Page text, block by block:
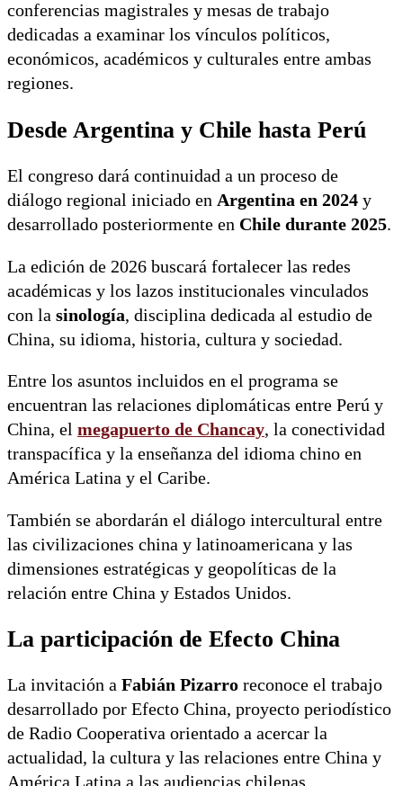
conferencias magistrales y mesas de trabajo
dedicadas a examinar los vínculos políticos,
económicos, académicos y culturales entre ambas
regiones.
Desde Argentina y Chile hasta Perú
El congreso dará continuidad a un proceso de
diálogo regional iniciado en Argentina en 2024 y
desarrollado posteriormente en Chile durante 2025.
La edición de 2026 buscará fortalecer las redes
académicas y los lazos institucionales vinculados
con la sinología, disciplina dedicada al estudio de
China, su idioma, historia, cultura y sociedad.
Entre los asuntos incluidos en el programa se
encuentran las relaciones diplomáticas entre Perú y
China, el megapuerto de Chancay, la conectividad
transpacífica y la enseñanza del idioma chino en
América Latina y el Caribe.
También se abordarán el diálogo intercultural entre
las civilizaciones china y latinoamericana y las
dimensiones estratégicas y geopolíticas de la
relación entre China y Estados Unidos.
La participación de Efecto China
La invitación a Fabián Pizarro reconoce el trabajo
desarrollado por Efecto China, proyecto periodístico
de Radio Cooperativa orientado a acercar la
actualidad, la cultura y las relaciones entre China y